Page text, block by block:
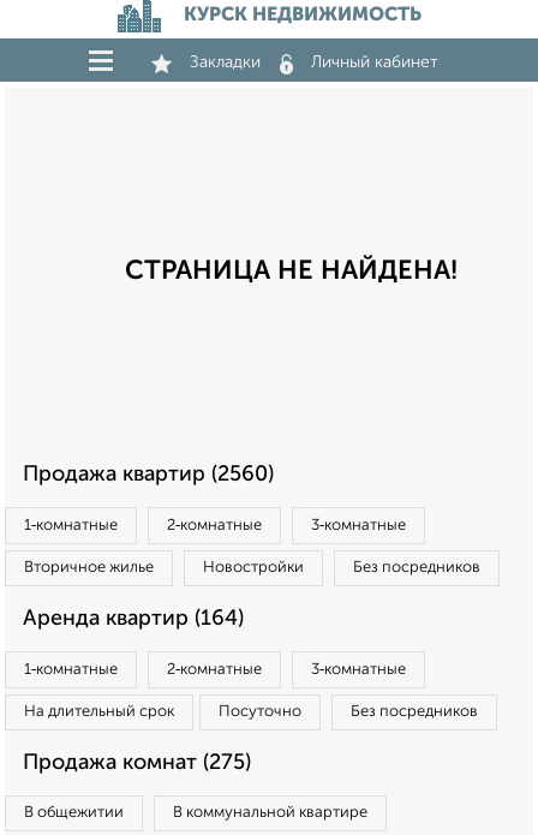
КУРСК НЕДВИЖИМОСТЬ
Закладки Личный кабинет
СТРАНИЦА НЕ НАЙДЕНА!
Продажа квартир (2560)
1‑комнатные 2‑комнатные 3‑комнатные
Вторичное жилье Новостройки Без посредников
Аренда квартир (164)
1‑комнатные 2‑комнатные 3‑комнатные
На длительный срок Посуточно Без посредников
Продажа комнат (275)
В общежитии В коммунальной квартире